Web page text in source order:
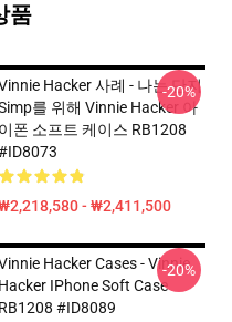
품
Hacker 사례 - 나는 단지
를 위해 Vinnie Hacker 아
이폰 소프트 케이스 RB1208
- ₩2,411,500
-20%
Hacker Cases - Vinnie
Hacker IPhone Soft Case
RB1208 #ID8089
-20%